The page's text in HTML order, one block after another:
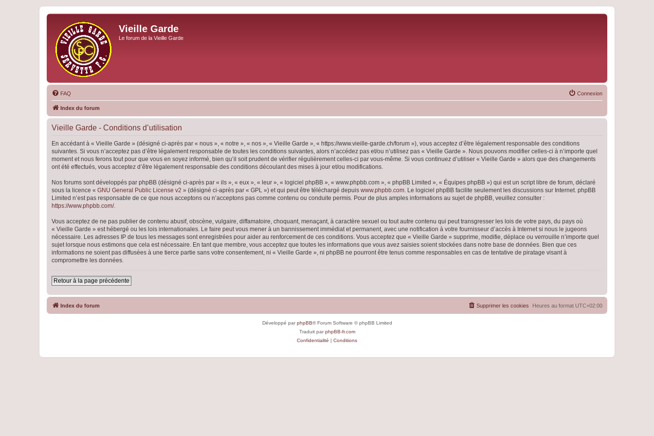
Vieille Garde
Le forum de la Vieille Garde
FAQ Connexion
Index du forum
Vieille Garde - Conditions d’utilisation
En accédant à « Vieille Garde » (désigné ci-après par « nous », « notre », « nos », « Vieille Garde », « https://www.vieille-garde.ch/forum »), vous acceptez d’être légalement responsable des conditions
suivantes. Si vous n’acceptez pas d’être légalement responsable de toutes les conditions suivantes, alors n’accédez pas et/ou n’utilisez pas « Vieille Garde ». Nous pouvons modifier celles-ci à n’importe quel
moment et nous ferons tout pour que vous en soyez informé, bien qu’il soit prudent de vérifier régulièrement celles-ci par vous-même. Si vous continuez d’utiliser « Vieille Garde » alors que des changements
ont été effectués, vous acceptez d’être légalement responsable des conditions découlant des mises à jour et/ou modifications.
Nos forums sont développés par phpBB (désigné ci-après par « ils », « eux », « leur », « logiciel phpBB », « www.phpbb.com », « phpBB Limited », « Équipes phpBB ») qui est un script libre de forum, déclaré
sous la licence « GNU General Public License v2 » (désigné ci-après par « GPL ») et qui peut être téléchargé depuis www.phpbb.com. Le logiciel phpBB facilite seulement les discussions sur Internet. phpBB
Limited n’est pas responsable de ce que nous acceptons ou n’acceptons pas comme contenu ou conduite permis. Pour de plus amples informations au sujet de phpBB, veuillez consulter :
https://www.phpbb.com/.
Vous acceptez de ne pas publier de contenu abusif, obscène, vulgaire, diffamatoire, choquant, menaçant, à caractère sexuel ou tout autre contenu qui peut transgresser les lois de votre pays, du pays où
« Vieille Garde » est hébergé ou les lois internationales. Le faire peut vous mener à un bannissement immédiat et permanent, avec une notification à votre fournisseur d’accès à Internet si nous le jugeons
nécessaire. Les adresses IP de tous les messages sont enregistrées pour aider au renforcement de ces conditions. Vous acceptez que « Vieille Garde » supprime, modifie, déplace ou verrouille n’importe quel
sujet lorsque nous estimons que cela est nécessaire. En tant que membre, vous acceptez que toutes les informations que vous avez saisies soient stockées dans notre base de données. Bien que ces
informations ne soient pas diffusées à une tierce partie sans votre consentement, ni « Vieille Garde », ni phpBB ne pourront être tenus comme responsables en cas de tentative de piratage visant à
compromettre les données.
Retour à la page précédente
Index du forum Heures au format UTC+02:00
Supprimer les cookies
Développé parphpBB® Forum Software © phpBB Limited
Traduit parphpBB-fr.com
Confidentialité | Conditions